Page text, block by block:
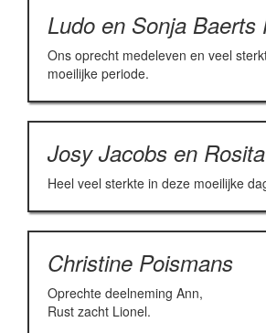
Ludo en Sonja Baerts
Ons oprecht medeleven en veel
moeilijke periode.
Josy Jacobs en Rosita
Heel veel sterkte in deze moeilijke
Christine Poismans
Oprechte deelneming Ann,
Rust zacht Lionel.